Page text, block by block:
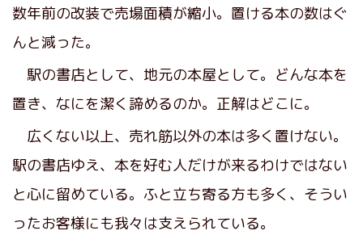
数年前の改装で売場面積が縮小。置ける本の数はぐ
んと減った。
駅の書店として、地元の本屋として。どんな本を
置き、なにを潔く諦めるのか。正解はどこに。
広くない以上、売れ筋以外の本は多く置けない。
駅の書店ゆえ、本を好む人だけが来るわけではない
と心に留めている。ふと立ち寄る方も多く、そうい
ったお客様にも我々は支えられている。